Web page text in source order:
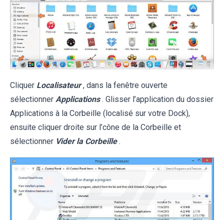
Cliquer Localisateur , dans la fenêtre ouverte
sélectionner Applications . Glisser l’application du dossier
Applications à la Corbeille (localisé sur votre Dock),
ensuite cliquer droite sur l’cône de la Corbeille et
sélectionner Vider la Corbeille .